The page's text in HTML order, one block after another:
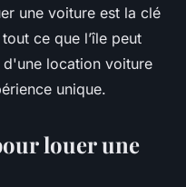
une voiture est la clé
ce que l’île peut
location voiture
unique.
louer une